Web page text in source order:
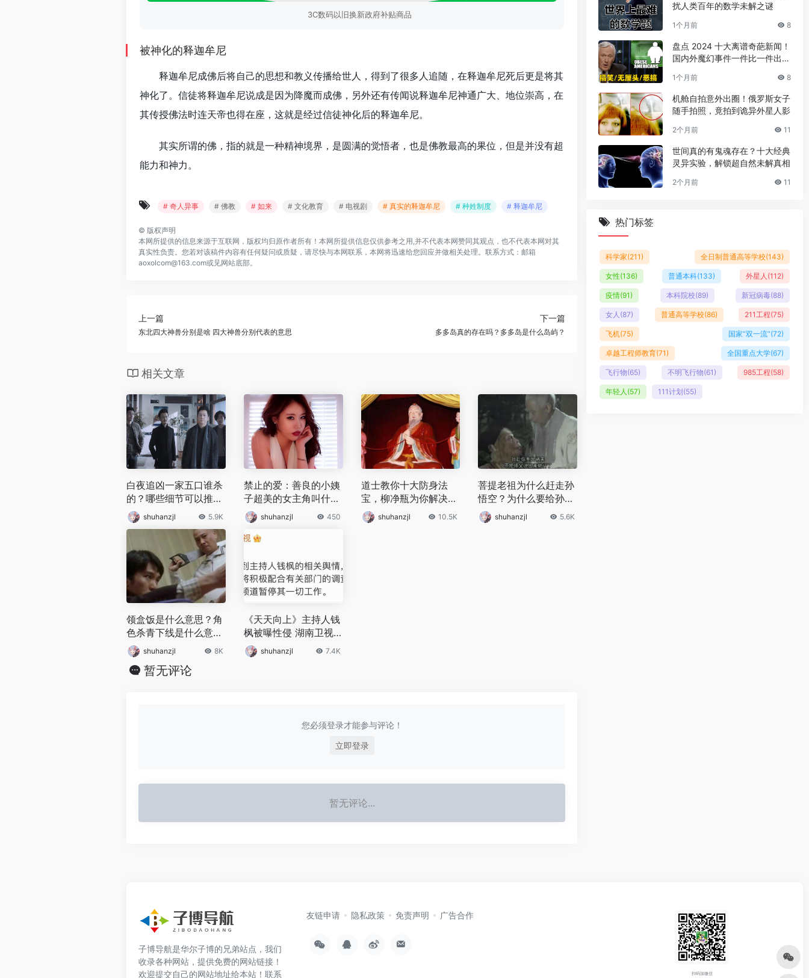
3C数码以旧换新政府补贴商品
被神化的释迦牟尼
释迦牟尼成佛后将自己的思想和教义传播给世人，得到了很多人追随，在释迦牟尼死后更是将其
神化了。信徒将释迦牟尼说成是因为降魔而成佛，另外还有传闻说释迦牟尼神通广大、地位崇高，在
其传授佛法时连天帝也得在座，这就是经过信徒神化后的释迦牟尼。
其实所谓的佛，指的就是一种精神境界，是圆满的觉悟者，也是佛教最高的果位，但是并没有超
能力和神力。
# 奇人异事 # 佛教 # 如来 # 文化教育 # 电视剧 # 真实的释迦牟尼 # 种姓制度 # 释迦牟尼
© 版权声明
本网所提供的信息来源于互联网，版权均归原作者所有！本网所提供信息仅供参考之用,并不代表本网赞同其观点，也不代表本网对其
真实性负责。您若对该稿件内容有任何疑问或质疑，请尽快与本网联系，本网将迅速给您回应并做相关处理。联系方式：邮箱
aoxolcom@163.com或见网站底部。
上一篇
东北四大神兽分别是啥 四大神兽分别代表的意思
下一篇
多多岛真的存在吗？多多岛是什么岛屿？
相关文章
白夜追凶一家五口谁杀
的？哪些细节可以推敲
出结果shuhanzjl 5.9K
禁止的爱：善良的小姨
子超美的女主角叫什
么，为何会拍这么现实
的片
shuhanzjl 450
道士教你十大防身法
宝，柳净瓶为你解决苦
难之事shuhanzjl 10.5K
菩提老祖为什么赶走孙
悟空？为什么要给孙悟
空安排好后路？
shuhanzjl 5.6K
领盒饭是什么意思？角
色杀青下线是什么意
思？ shuhanzjl 8K
《天天向上》主持人钱
枫被曝性侵 湖南卫视
暂停其工作
shuhanzjl 7.4K
暂无评论
您必须登录才能参与评论！
立即登录
暂无评论...
扰人类百年的数学未解之谜
1个月前 8
盘点 2024 十大离谱奇葩新闻！
国内外魔幻事件一件比一件出人
1个月前 8
机舱自拍意外出圈！俄罗斯女子
随手拍照，竟拍到诡异外星人影
2个月前 11
世间真的有鬼魂存在？十大经典
灵异实验，解锁超自然未解真相
2个月前 11
热门标签
科学家(211) 全日制普通高等学校(143)
女性(136) 普通本科(133) 外星人 (112)
疫情(91) 本科院校(89) 新冠病毒(88)
女人 (87) 普通高等学校(86) 211工程(75)
飞机(75) 国家“双一流”(72)
卓越工程师教育(71) 全国重点大学(67)
飞行物(65) 不明飞行物(61) 985工程(58)
年轻人 (57) 111计划(55)
子博导航是华尔子博的兄弟站点，我们
收录各种网站，提供免费的网站链接！
欢迎提交自己的网站地址给本站！联系
友链申请 隐私政策 免责声明 广告合作
扫码加微信